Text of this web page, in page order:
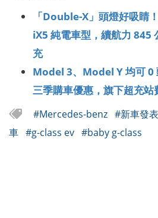
「Double-X」頭燈好吸睛
iX5 純電車型，續航力 845
充
Model 3、Model Y 均可 0
三季購車優惠，旗下超充站
#Mercedes-benz #新車發表
車 #g-class ev #baby g-class